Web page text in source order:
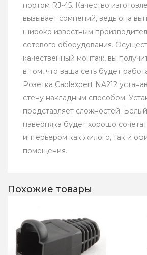
портом RJ-45. Качество
вызывает сомнений, ведь она
широко известным
сетевого оборудования.
качественный монтаж, вы
в том, что ваша сеть будет
Розетка Cablexpert NA212
стену накладным способом.
представляет сложностей.
наверняка будет хорошо
интерьером как жилого, так и
помещения.
Похожие товары